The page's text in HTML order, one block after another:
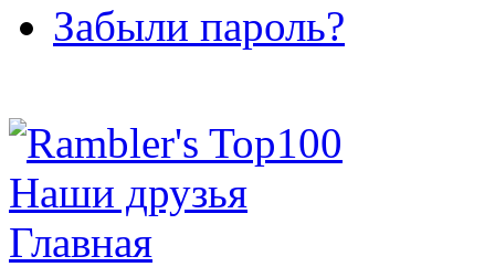
Забыли пароль?
Наши друзья
Главная